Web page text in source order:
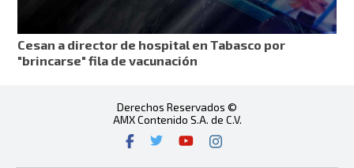
Cesan a director de hospital en Tabasco por
"brincarse" fila de vacunación
Derechos Reservados ©
AMX Contenido S.A. de C.V.